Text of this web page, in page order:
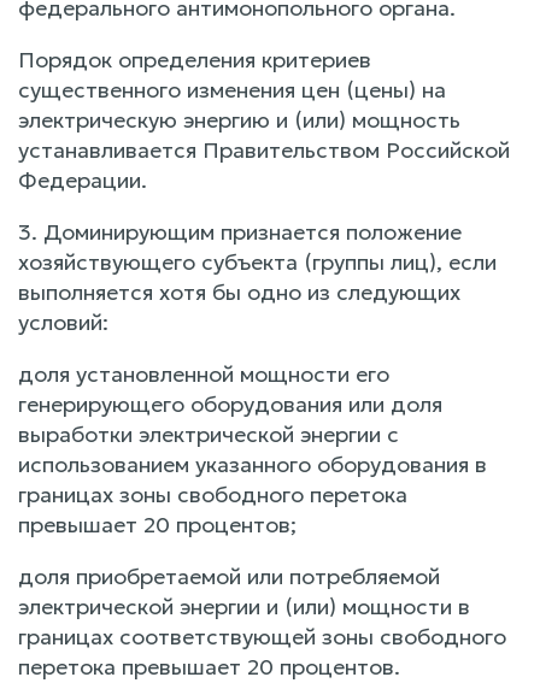
федерального антимонопольного органа.
Порядок определения критериев
существенного изменения цен (цены) на
электрическую энергию и (или) мощность
устанавливается Правительством Российской
Федерации.
3. Доминирующим признается положение
хозяйствующего субъекта (группы лиц), если
выполняется хотя бы одно из следующих
условий:
доля установленной мощности его
генерирующего оборудования или доля
выработки электрической энергии с
использованием указанного оборудования в
границах зоны свободного перетока
превышает 20 процентов;
доля приобретаемой или потребляемой
электрической энергии и (или) мощности в
границах соответствующей зоны свободного
перетока превышает 20 процентов.